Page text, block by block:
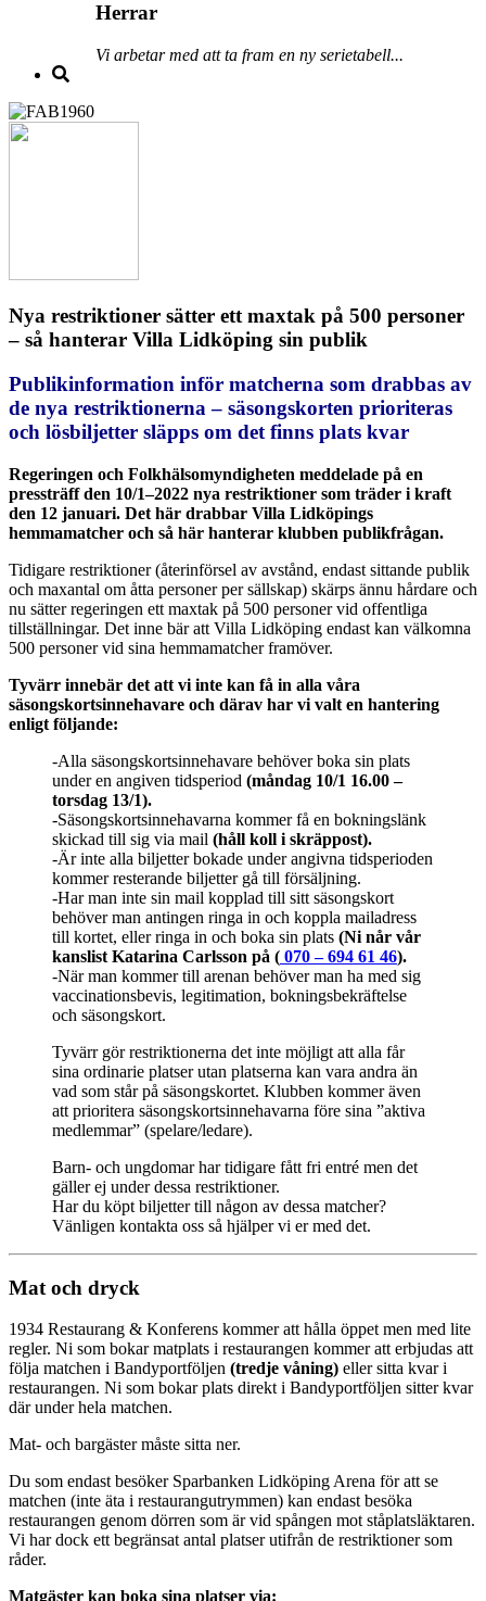
Herrar
Vi arbetar med att ta fram en ny serietabell...
Nya restriktioner sätter ett maxtak på 500 personer
– så hanterar Villa Lidköping sin publik
Publikinformation inför matcherna som drabbas av
de nya restriktionerna – säsongskorten prioriteras
och lösbiljetter släpps om det finns plats kvar
Regeringen och Folkhälsomyndigheten meddelade på en
pressträff den 10/1–2022 nya restriktioner som träder i kraft
den 12 januari. Det här drabbar Villa Lidköpings
hemmamatcher och så här hanterar klubben publikfrågan.
Tidigare restriktioner (återinförsel av avstånd, endast sittande publik
och maxantal om åtta personer per sällskap) skärps ännu hårdare och
nu sätter regeringen ett maxtak på 500 personer vid offentliga
tillställningar. Det inne bär att Villa Lidköping endast kan välkomna
500 personer vid sina hemmamatcher framöver.
Tyvärr innebär det att vi inte kan få in alla våra
säsongskortsinnehavare och därav har vi valt en hantering
enligt följande:
-Alla säsongskortsinnehavare behöver boka sin plats
under en angiven tidsperiod (måndag 10/1 16.00 –
torsdag 13/1).
-Säsongskortsinnehavarna kommer få en bokningslänk
skickad till sig via mail (håll koll i skräppost).
-Är inte alla biljetter bokade under angivna tidsperioden
kommer resterande biljetter gå till försäljning.
-Har man inte sin mail kopplad till sitt säsongskort
behöver man antingen ringa in och koppla mailadress
till kortet, eller ringa in och boka sin plats (Ni når vår
kanslist Katarina Carlsson på ( 070 – 694 61 46).
-När man kommer till arenan behöver man ha med sig
vaccinationsbevis, legitimation, bokningsbekräftelse
och säsongskort.
Tyvärr gör restriktionerna det inte möjligt att alla får
sina ordinarie platser utan platserna kan vara andra än
vad som står på säsongskortet. Klubben kommer även
att prioritera säsongskortsinnehavarna före sina ”aktiva
medlemmar” (spelare/ledare).
Barn- och ungdomar har tidigare fått fri entré men det
gäller ej under dessa restriktioner.
Har du köpt biljetter till någon av dessa matcher?
Vänligen kontakta oss så hjälper vi er med det.
Mat och dryck
1934 Restaurang & Konferens kommer att hålla öppet men med lite
regler. Ni som bokar matplats i restaurangen kommer att erbjudas att
följa matchen i Bandyportföljen (tredje våning) eller sitta kvar i
restaurangen. Ni som bokar plats direkt i Bandyportföljen sitter kvar
där under hela matchen.
Mat- och bargäster måste sitta ner.
Du som endast besöker Sparbanken Lidköping Arena för att se
matchen (inte äta i restaurangutrymmen) kan endast besöka
restaurangen genom dörren som är vid spången mot ståplatsläktaren.
Vi har dock ett begränsat antal platser utifrån de restriktioner som
råder.
Matgäster kan boka sina platser via: